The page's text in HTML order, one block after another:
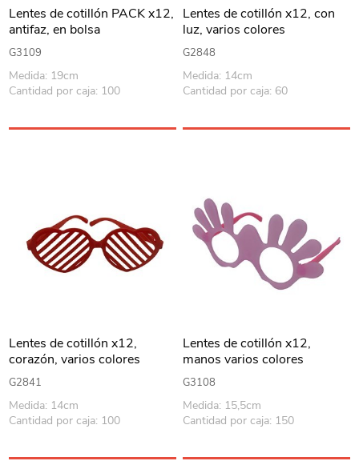
Lentes de cotillón PACK x12,
antifaz, en bolsa
G3109
Medida: 19cm
Cantidad por caja: 100
Lentes de cotillón x12, con
luz, varios colores
G2848
Medida: 14cm
Cantidad por caja: 60
Lentes de cotillón x12,
corazón, varios colores
G2841
Medida: 14cm
Cantidad por caja: 100
Lentes de cotillón x12,
manos varios colores
G3108
Medida: 15,5cm
Cantidad por caja: 150